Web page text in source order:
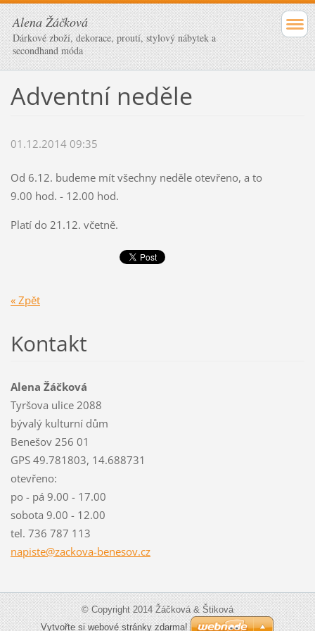
Alena Žáčková
Dárkové zboží, dekorace, proutí, stylový nábytek a
secondhand móda
Adventní neděle
01.12.2014 09:35
Od 6.12. budeme mít všechny neděle otevřeno, a to
9.00 hod. - 12.00 hod.
Platí do 21.12. včetně.
« Zpět
Kontakt
Alena Žáčková
Tyršova ulice 2088
bývalý kulturní dům
Benešov 256 01
GPS 49.781803, 14.688731
otevřeno:
po - pá 9.00 - 17.00
sobota 9.00 - 12.00
tel. 736 787 113
napiste@zackova-benesov.cz
© Copyright 2014 Žáčková & Štiková
Vytvořte si webové stránky zdarma!